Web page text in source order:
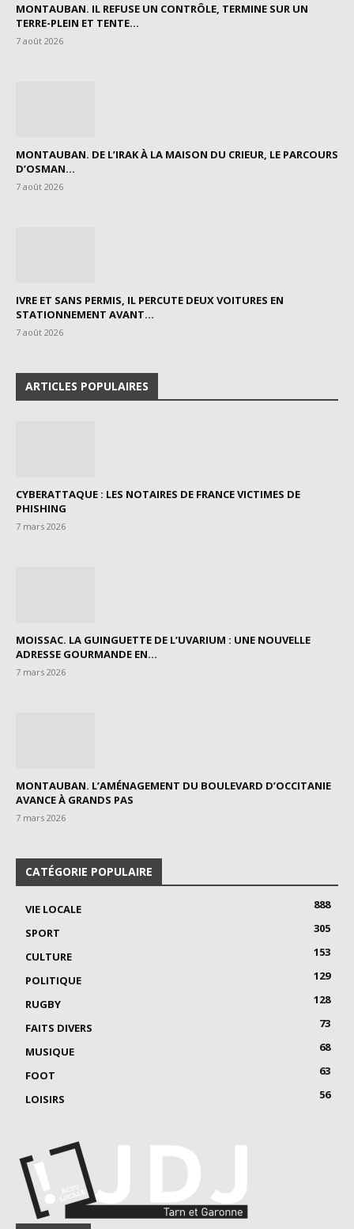
MONTAUBAN. IL REFUSE UN CONTRÔLE, TERMINE SUR UN
TERRE-PLEIN ET TENTE...
7 août 2026
MONTAUBAN. DE L’IRAK À LA MAISON DU CRIEUR, LE PARCOURS
D’OSMAN...
7 août 2026
IVRE ET SANS PERMIS, IL PERCUTE DEUX VOITURES EN
STATIONNEMENT AVANT...
7 août 2026
ARTICLES POPULAIRES
CYBERATTAQUE : LES NOTAIRES DE FRANCE VICTIMES DE
PHISHING
7 mars 2026
MOISSAC. LA GUINGUETTE DE L’UVARIUM : UNE NOUVELLE
ADRESSE GOURMANDE EN...
7 mars 2026
MONTAUBAN. L’AMÉNAGEMENT DU BOULEVARD D’OCCITANIE
AVANCE À GRANDS PAS
7 mars 2026
CATÉGORIE POPULAIRE
VIE LOCALE
888
SPORT
305
CULTURE
153
POLITIQUE
129
RUGBY
128
FAITS DIVERS
73
MUSIQUE
68
FOOT
63
LOISIRS
56